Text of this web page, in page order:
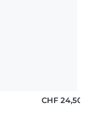
CHF 24,50